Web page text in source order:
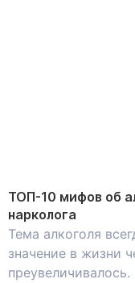
ТОП-10 мифов об
нарколога
Тема алкоголя
значение в жизни